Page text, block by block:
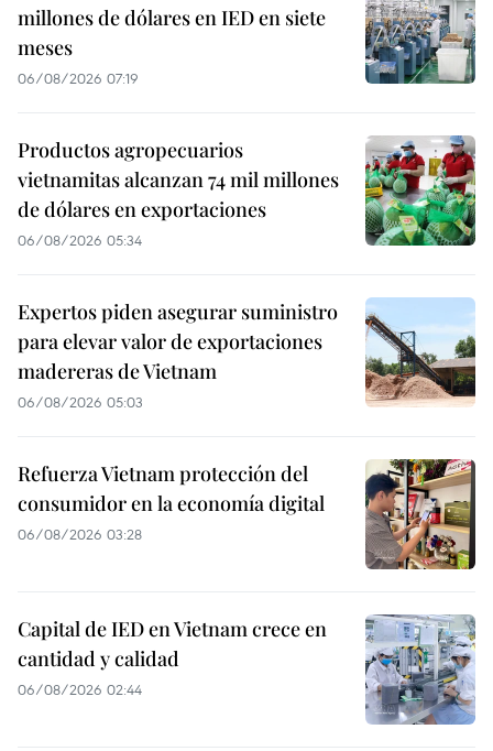
millones de dólares en IED en siete
meses
06/08/2026 07:19
Productos agropecuarios
vietnamitas alcanzan 74 mil millones
de dólares en exportaciones
06/08/2026 05:34
Expertos piden asegurar suministro
para elevar valor de exportaciones
madereras de Vietnam
06/08/2026 05:03
Refuerza Vietnam protección del
consumidor en la economía digital
06/08/2026 03:28
Capital de IED en Vietnam crece en
cantidad y calidad
06/08/2026 02:44